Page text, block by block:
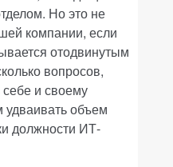
Но это не
компании, если
отодвинутым
вопросов,
себе и своему
удваивать объем
должности ИТ-